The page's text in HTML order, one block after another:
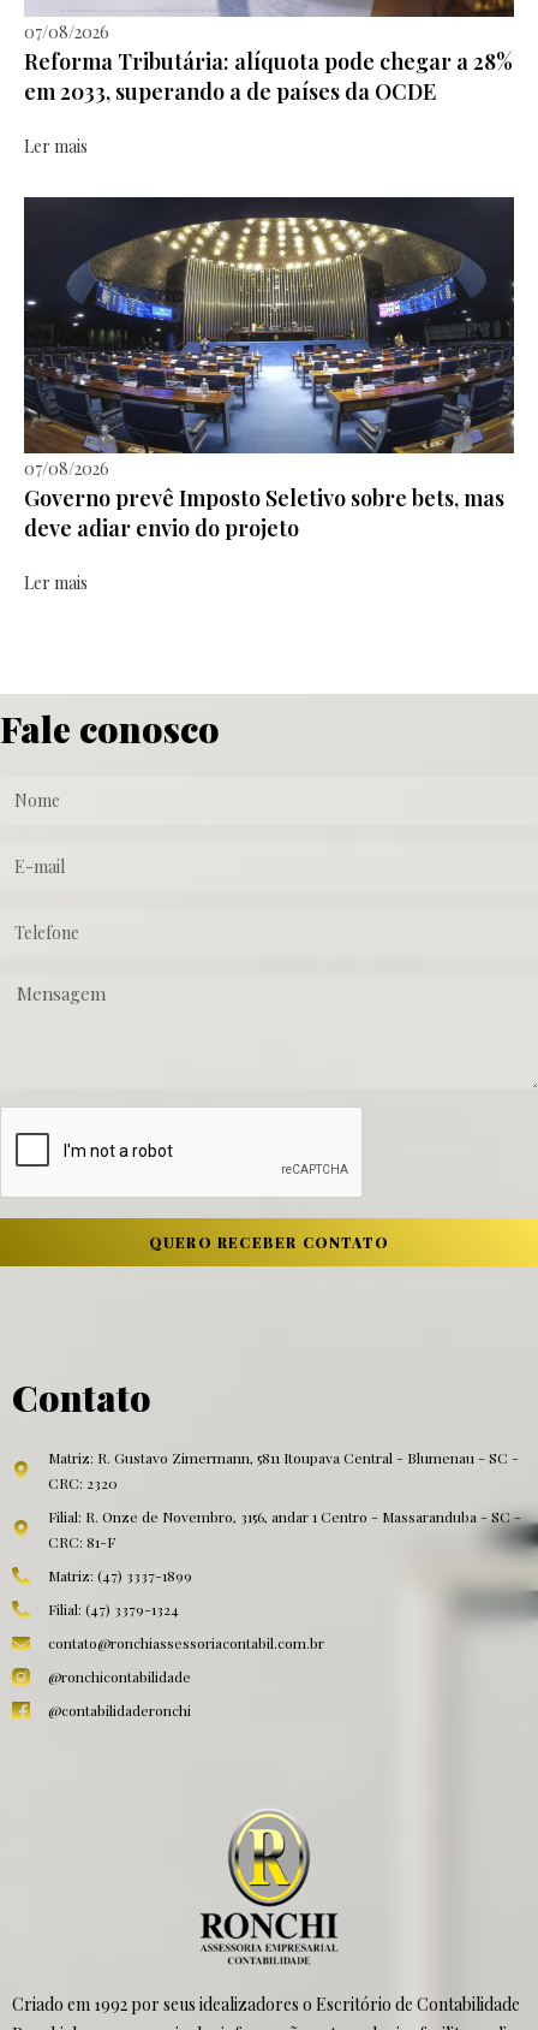
07/08/2026
Reforma Tributária: alíquota pode chegar a 28%
em 2033, superando a de países da OCDE
Ler mais
07/08/2026
Governo prevê Imposto Seletivo sobre bets, mas
deve adiar envio do projeto
Ler mais
Criado em 1992 por seus idealizadores o Escritório de Contabilidade
Contato
Matriz: R. Gustavo Zimermann, 5811 Itoupava Central - Blumenau - SC -
CRC: 2320
Filial: R. Onze de Novembro, 3156, andar 1 Centro - Massaranduba - SC -
CRC: 81-F
Matriz: (47) 3337-1899
Filial: (47) 3379-1324
contato@ronchiassessoriacontabil.com.br
@ronchicontabilidade
@contabilidaderonchi
Fale conosco
QUERO RECEBER CONTATO